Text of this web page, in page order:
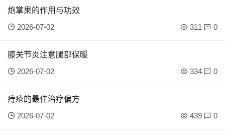
炮掌果的作用与功效
2026-07-02
311 0
膝关节炎注意腿部保暖
2026-07-02
334 0
痔疮的最佳治疗偏方
2026-07-02
439 0